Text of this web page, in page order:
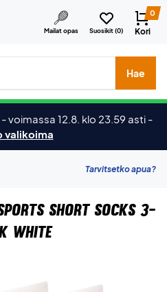
Mailat opas Suosikit (0)
0
Kori
jne.
Hae
-voimassa 12.8. klo 23.59 asti -
valikoima
Tarvitsetko apua?
Short Socks 3-
White